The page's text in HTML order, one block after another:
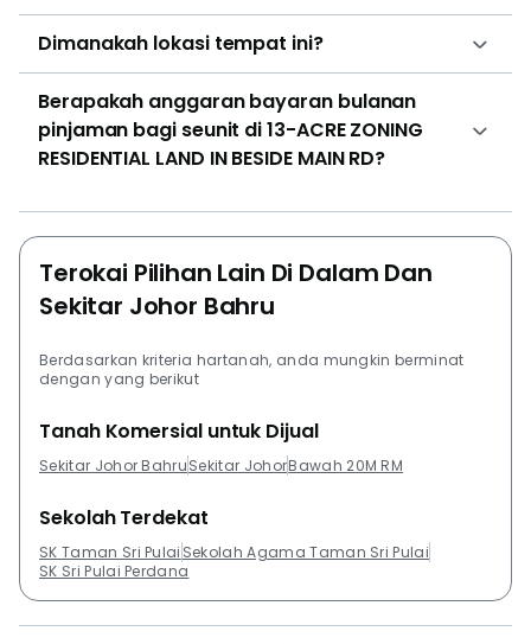
Dimanakah lokasi tempat ini?
Berapakah anggaran bayaran bulanan
pinjaman bagi seunit di 13-ACRE ZONING
RESIDENTIAL LAND IN BESIDE MAIN RD?
Terokai Pilihan Lain Di Dalam Dan
Sekitar Johor Bahru
Berdasarkan kriteria hartanah, anda mungkin berminat
dengan yang berikut
Tanah Komersial untuk Dijual
Sekitar Johor BahruSekitar JohorBawah 20M RM
Sekolah Terdekat
SK Taman Sri Pulai Sekolah Agama Taman Sri Pulai
SK Sri Pulai Perdana